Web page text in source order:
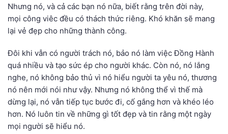
Nhưng nó, và cả các bạn nó nữa, biết rằng trên đời này,
mọi công viêc đều có thách thức riêng. Khó khăn sẽ mang
lại vẻ đẹp cho những thành công.
Đôi khi vẫn có người trách nó, bảo nó làm việc Đồng Hành
quá nhiều và tạo sức ép cho người khác. Còn nó, nó lắng
nghe, nó không bảo thủ vì nó hiểu người ta yêu nó, thương
nó nên mới nói như vậy. Nhưng nó không thể vì thế mà
dừng lại, nó vẫn tiếp tục bước đi, cố gắng hơn và khéo léo
hơn. Nó luôn tin về những gì tốt đẹp và tin rằng một ngày
mọi người sẽ hiểu nó.